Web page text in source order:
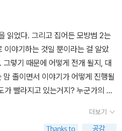
읽었다. 그리고 집어든 모방범 2는
이야기하는 것일 뿐이라는 걸 알았
렇기 때문에 어떻게 전개 될지, 대
졸이면서 이야기가 어떻게 진행될
가 빨라지고 있는거지? 누군가의 말
범죄를 저지르게 되었고, 범죄가 생
더보기